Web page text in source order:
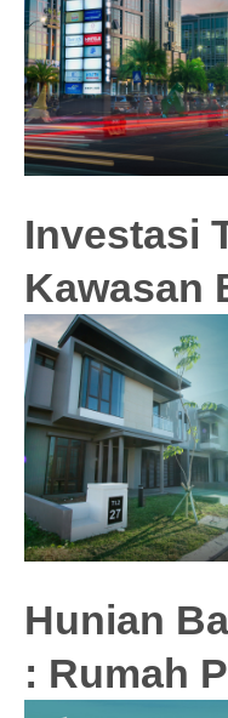
Investasi
Kawasan
Hunian
: Rumah